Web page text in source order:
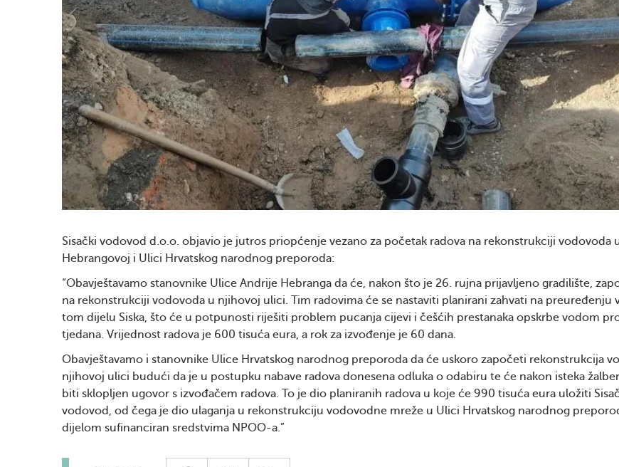
Sisački vodovod d.o.o. objavio je jutros priopćenje vezano za početak radova na rekonstrukciji vodovoda
Hebrangovoj i Ulici Hrvatskog narodnog preporoda:
“Obavještavamo stanovnike Ulice Andrije Hebranga da će, nakon što je 26. rujna prijavljeno gradilište,
na rekonstrukciji vodovoda u njihovoj ulici. Tim radovima će se nastaviti planirani zahvati na preuređenju
tom dijelu Siska, što će u potpunosti riješiti problem pucanja cijevi i češćih prestanaka opskrbe vodom
tjedana. Vrijednost radova je 600 tisuća eura, a rok za izvođenje je 60 dana.
Obavještavamo i stanovnike Ulice Hrvatskog narodnog preporoda da će uskoro započeti rekonstrukcija
njihovoj ulici budući da je u postupku nabave radova donesena odluka o odabiru te će nakon isteka
biti sklopljen ugovor s izvođačem radova. To je dio planiranih radova u koje će 990 tisuća eura uložiti
vodovod, od čega je dio ulaganja u rekonstrukciju vodovodne mreže u Ulici Hrvatskog narodnog
dijelom sufinanciran sredstvima NPOO-a.”